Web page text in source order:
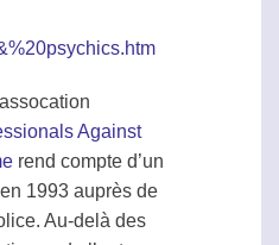
Against
rend compte d’un
1993 auprès de
Au-delà des